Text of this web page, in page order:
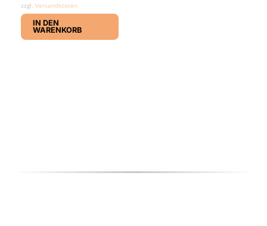
zzgl.Versandkosten
IN DEN
WARENKORB